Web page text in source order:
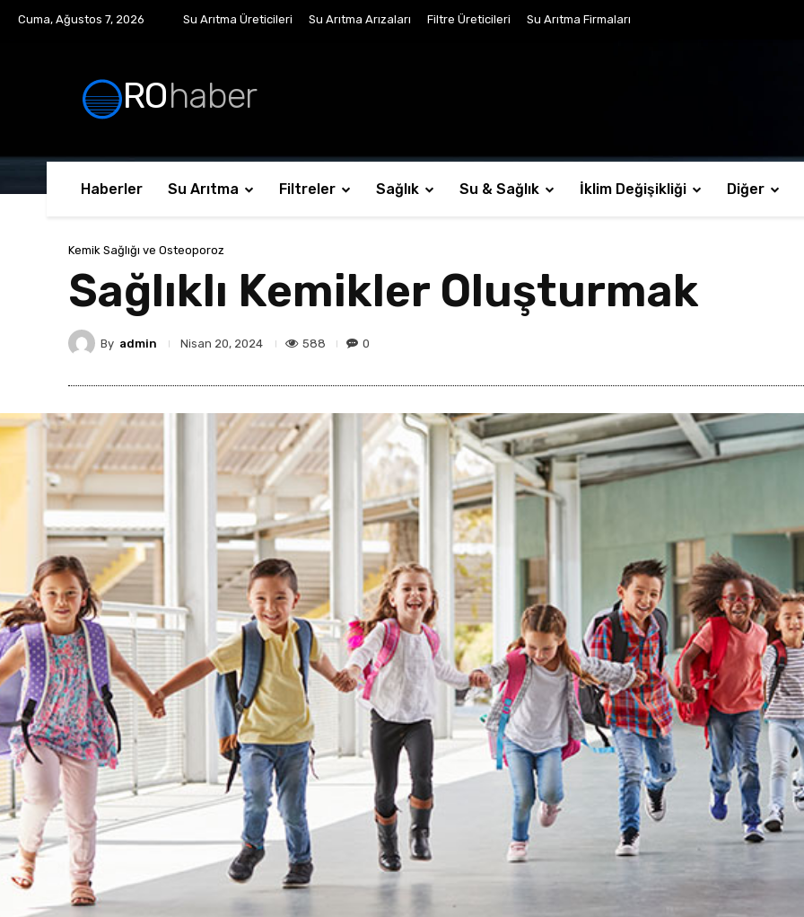
Cuma, Ağustos 7, 2026 Su Arıtma Üreticileri Su Arıtma Arızaları Filtre Üreticileri Su Arıtma Firmaları
ROhaber
Haberler Su Arıtma Filtreler Sağlık Su & Sağlık İklim Değişikliği Diğer
Kemik Sağlığı ve Osteoporoz
Sağlıklı Kemikler Oluşturmak
By admin Nisan 20, 2024 588 0